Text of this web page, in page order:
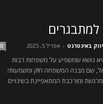
באינטרנט - אפריל 5, 2025 0
נושא שמשפיע על משפחות רבות
שם מבנה המשפחה חזק ומשמעותי.
ומורכבת המתאפיינת בשינויים